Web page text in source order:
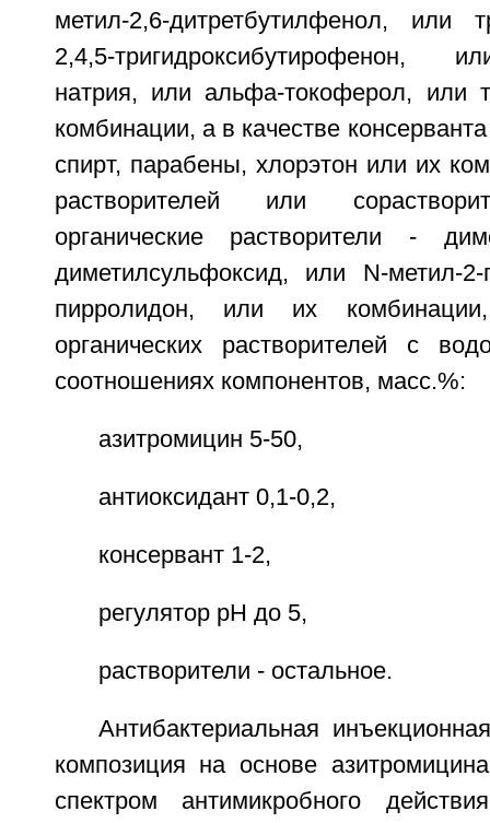
метил-2,6-дитретбутилфенол, или
2,4,5-тригидроксибутирофенон,
натрия, или альфа-токоферол, или
комбинации, а в качестве
спирт, парабены, хлорэтон или их
растворителей или
органические растворители -
диметилсульфоксид, или N-метил-
пирролидон, или их
органических растворителей с
соотношениях компонентов, масс.%:
азитромицин 5-50,
антиоксидант 0,1-0,2,
консервант 1-2,
регулятор pH до 5,
растворители - остальное.
Антибактериальная
композиция на основе
спектром антимикробного